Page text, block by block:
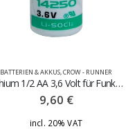
BATTERIEN & AKKUS,CROW - RUNNER
Lithium 1/2 AA 3,6 Volt für Funkmagentkontakt Crow und Siemens
9,60 €
incl. 20% VAT